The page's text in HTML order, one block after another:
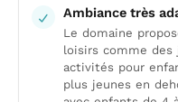
Ambiance très
Le domaine
loisirs comme
activités pour
plus jeunes en